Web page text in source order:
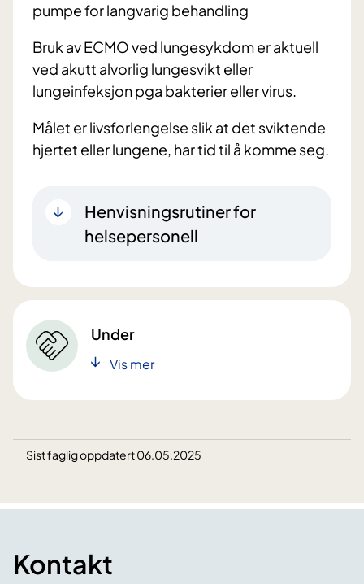
pumpe for langvarig behandling
Bruk av ECMO ved lungesykdom er aktuell
ved akutt alvorlig lungesvikt eller
lungeinfeksjon pga bakterier eller virus.
Målet er livsforlengelse slik at det sviktende
hjertet eller lungene, har tid til å komme seg.
Henvisningsrutiner for
helsepersonell
Under
Vis mer
Sist faglig oppdatert 06.05.2025
Kontakt